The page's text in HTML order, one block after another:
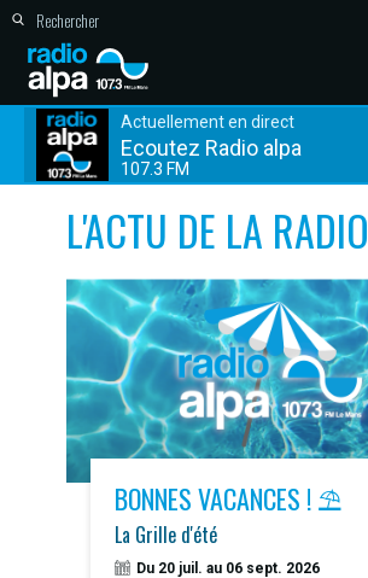
Actuellement en direct
Ecoutez Radio alpa
107.3 FM
L'ACTU DE LA RADIO
BONNES VACANCES ! ⛱️
La Grille d'été
Du 20 juil. au 06 sept. 2026